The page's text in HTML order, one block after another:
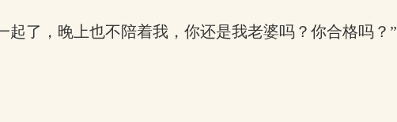
起了，晚上也不陪着我，你还是我老婆吗？你合格吗？”